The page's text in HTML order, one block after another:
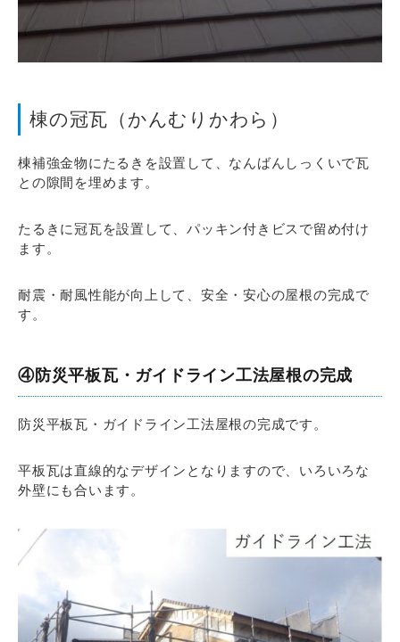
棟の冠瓦（かんむりかわら）
棟補強金物にたるきを設置して、なんばんしっくいで瓦
との隙間を埋めます。
たるきに冠瓦を設置して、パッキン付きビスで留め付け
ます。
耐震・耐風性能が向上して、安全・安心の屋根の完成で
す。
④防災平板瓦・ガイドライン工法屋根の完成
防災平板瓦・ガイドライン工法屋根の完成です。
平板瓦は直線的なデザインとなりますので、いろいろな
外壁にも合います。